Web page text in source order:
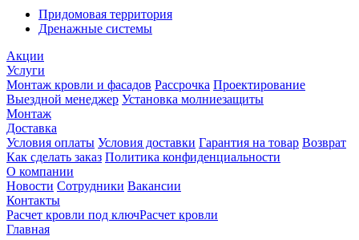
Придомовая территория
Дренажные системы
Акции
Услуги
Монтаж кровли и фасадов Рассрочка Проектирование
Выездной менеджер Установка молниезащиты
Монтаж
Доставка
Условия оплаты Условия доставки Гарантия на товар Возврат
Как сделать заказ Политика конфиденциальности
О компании
Новости Сотрудники Вакансии
Контакты
Расчет кровли под ключРасчет кровли
Главная